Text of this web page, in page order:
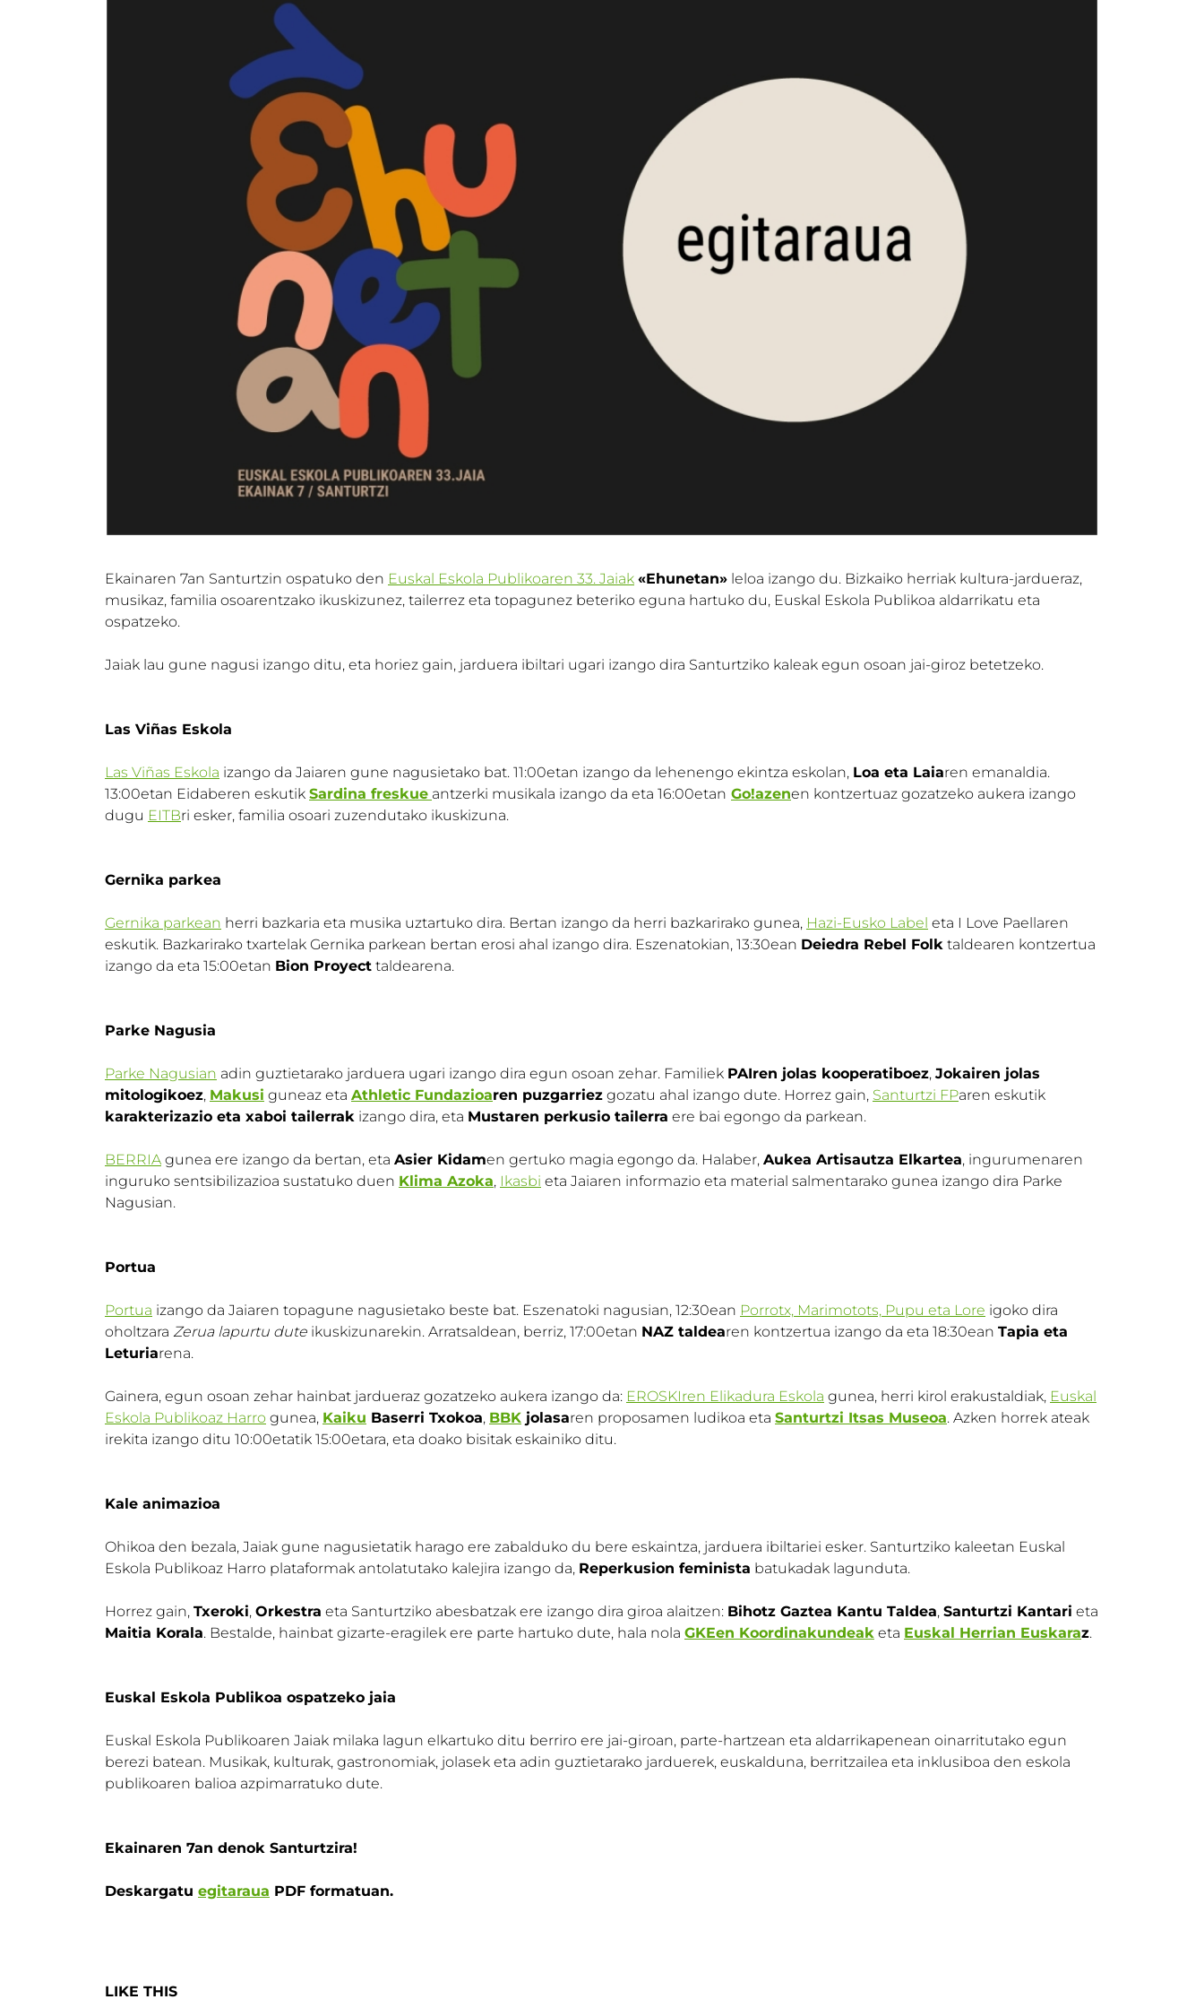
Ekainaren 7an Santurtzin ospatuko den Euskal Eskola Publikoaren 33. Jaiak «Ehunetan» leloa izango du. Bizkaiko herriak kultura-jardueraz,
musikaz, familia osoarentzako ikuskizunez, tailerrez eta topagunez beteriko eguna hartuko du, Euskal Eskola Publikoa aldarrikatu eta
ospatzeko.
Jaiak lau gune nagusi izango ditu, eta horiez gain, jarduera ibiltari ugari izango dira Santurtziko kaleak egun osoan jai-giroz betetzeko.
Las Viñas Eskola
Las Viñas Eskola izango da Jaiaren gune nagusietako bat. 11:00etan izango da lehenengo ekintza eskolan, Loa eta Laiaren emanaldia.
13:00etan Eidaberen eskutik Sardina freskue antzerki musikala izango da eta 16:00etan Go!azenen kontzertuaz gozatzeko aukera izango
dugu EITBri esker, familia osoari zuzendutako ikuskizuna.
Gernika parkea
Gernika parkean herri bazkaria eta musika uztartuko dira. Bertan izango da herri bazkarirako gunea, Hazi-Eusko Label eta I Love Paellaren
eskutik. Bazkarirako txartelak Gernika parkean bertan erosi ahal izango dira. Eszenatokian, 13:30ean Deiedra Rebel Folk taldearen kontzertua
izango da eta 15:00etan Bion Proyect taldearena.
Parke Nagusia
Parke Nagusian adin guztietarako jarduera ugari izango dira egun osoan zehar. Familiek PAIren jolas kooperatiboez, Jokairen jolas
mitologikoez, Makusi guneaz eta Athletic Fundazioaren puzgarriez gozatu ahal izango dute. Horrez gain, Santurtzi FParen eskutik
karakterizazio eta xaboi tailerrak izango dira, eta Mustaren perkusio tailerra ere bai egongo da parkean.
BERRIA gunea ere izango da bertan, eta Asier Kidamen gertuko magia egongo da. Halaber, Aukea Artisautza Elkartea, ingurumenaren
inguruko sentsibilizazioa sustatuko duen Klima Azoka, Ikasbi eta Jaiaren informazio eta material salmentarako gunea izango dira Parke
Nagusian.
Portua
Portua izango da Jaiaren topagune nagusietako beste bat. Eszenatoki nagusian, 12:30ean Porrotx, Marimotots, Pupu eta Lore igoko dira
oholtzara Zerua lapurtu dute ikuskizunarekin. Arratsaldean, berriz, 17:00etan NAZ taldearen kontzertua izango da eta 18:30ean Tapia eta
Leturiarena.
Gainera, egun osoan zehar hainbat jardueraz gozatzeko aukera izango da: EROSKIren Elikadura Eskola gunea, herri kirol erakustaldiak, Euskal
Eskola Publikoaz Harro gunea, Kaiku Baserri Txokoa, BBK jolasaren proposamen ludikoa eta Santurtzi Itsas Museoa. Azken horrek ateak
irekita izango ditu 10:00etatik 15:00etara, eta doako bisitak eskainiko ditu.
Kale animazioa
Ohikoa den bezala, Jaiak gune nagusietatik harago ere zabalduko du bere eskaintza, jarduera ibiltariei esker. Santurtziko kaleetan Euskal
Eskola Publikoaz Harro plataformak antolatutako kalejira izango da, Reperkusion feminista batukadak lagunduta.
Horrez gain, Txeroki, Orkestra eta Santurtziko abesbatzak ere izango dira giroa alaitzen: Bihotz Gaztea Kantu Taldea, Santurtzi Kantari eta
Maitia Korala. Bestalde, hainbat gizarte-eragilek ere parte hartuko dute, hala nola GKEen Koordinakundeak eta Euskal Herrian Euskaraz.
Euskal Eskola Publikoa ospatzeko jaia
Euskal Eskola Publikoaren Jaiak milaka lagun elkartuko ditu berriro ere jai-giroan, parte-hartzean eta aldarrikapenean oinarritutako egun
berezi batean. Musikak, kulturak, gastronomiak, jolasek eta adin guztietarako jarduerek, euskalduna, berritzailea eta inklusiboa den eskola
publikoaren balioa azpimarratuko dute.
Ekainaren 7an denok Santurtzira!
Deskargatu egitaraua PDF formatuan.
LIKE THIS